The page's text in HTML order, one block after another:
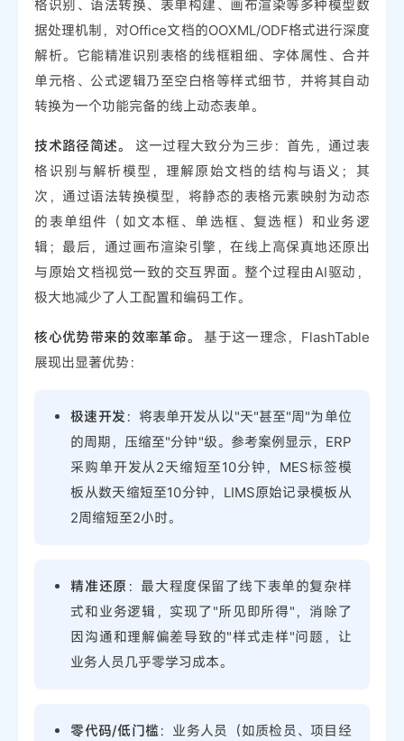
格识别、语法转换、表单构建、画布渲染等多种模型数
据处理机制，对Office文档的OOXML/ODF格式进行深度
解析。它能精准识别表格的线框粗细、字体属性、合并
单元格、公式逻辑乃至空白格等样式细节，并将其自动
转换为一个功能完备的线上动态表单。
技术路径简述。
这一过程大致分为三步：首先，通过表
格识别与解析模型，理解原始文档的结构与语义；其
次，通过语法转换模型，将静态的表格元素映射为动态
的表单组件（如文本框、单选框、复选框）和业务逻
辑；最后，通过画布渲染引擎，在线上高保真地还原出
与原始文档视觉一致的交互界面。整个过程由AI驱动，
极大地减少了人工配置和编码工作。
核心优势带来的效率革命。
基于这一理念，FlashTable
展现出显著优势：
极速开发 ：将表单开发从以"天"甚至"周"为单位
的周期，压缩至"分钟"级。参考案例显示，ERP
采购单开发从2天缩短至10分钟，MES标签模
板从数天缩短至10分钟，LIMS原始记录模板从
2周缩短至2小时。
精准还原 ：最大程度保留了线下表单的复杂样
式和业务逻辑，实现了"所见即所得"，消除了
因沟通和理解偏差导致的"样式走样"问题，让
业务人员几乎零学习成本。
零代码/低门槛 ：业务人员（如质检员、项目经